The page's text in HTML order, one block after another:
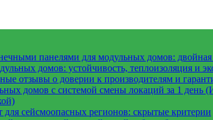
панелями для модульных домов: двойная
домов: устойчивость, теплоизоляция и
отзывы о доверии к производителям и
домов с системой смены локаций за 1 день
сейсмоопасных регионов: скрытые критерии